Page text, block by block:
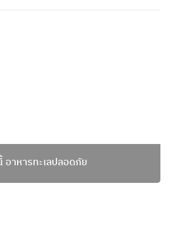
หารทะเลปลอดภัย
าหารทะเลปลอดภัย
งโฉมงามย่างเกลือ แป้งใบเหลียง